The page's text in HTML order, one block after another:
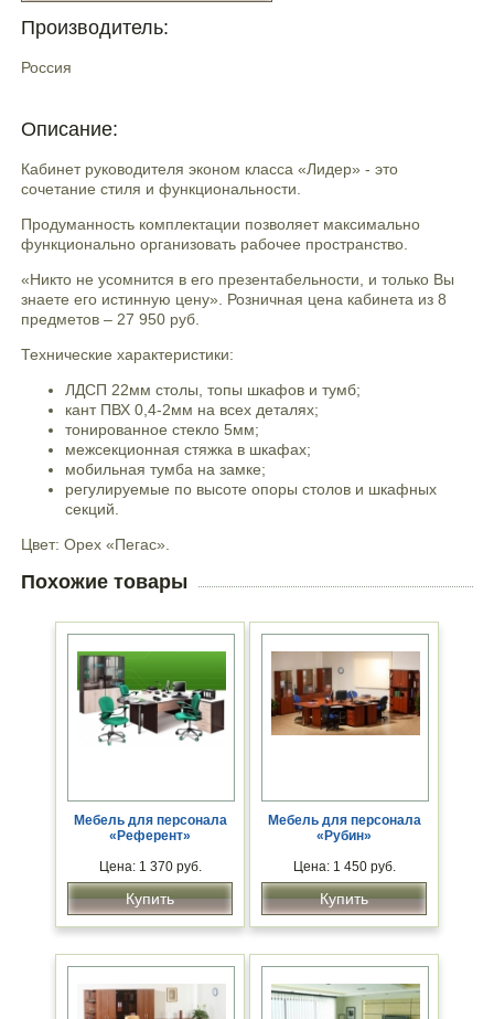
Производитель:
Россия
Описание:
Кабинет руководителя эконом класса «Лидер» - это
сочетание стиля и функциональности.
Продуманность комплектации позволяет максимально
функционально организовать рабочее пространство.
«Никто не усомнится в его презентабельности, и только Вы
знаете его истинную цену». Розничная цена кабинета из 8
предметов – 27 950 руб.
Технические характеристики:
ЛДСП 22мм столы, топы шкафов и тумб;
кант ПВХ 0,4-2мм на всех деталях;
тонированное стекло 5мм;
межсекционная стяжка в шкафах;
мобильная тумба на замке;
регулируемые по высоте опоры столов и шкафных
секций.
Цвет: Орех «Пегас».
Похожие товары
Мебель для персонала
«Референт»
Цена: 1 370 руб.
Купить
Мебель для персонала
«Рубин»
Цена: 1 450 руб.
Купить